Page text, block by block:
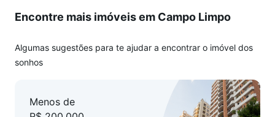
Encontre mais imóveis em Campo Limpo
Algumas sugestões para te ajudar a encontrar o imóvel dos
sonhos
Menos de